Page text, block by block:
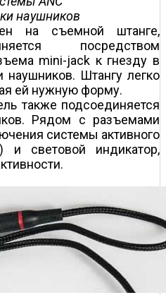
наушников
на съемной штанге,
посредством
mini-jack к гнезду в
Штангу легко
ей нужную форму.
также подсоединяется
Рядом с разъемами
системы активного
и световой индикатор,